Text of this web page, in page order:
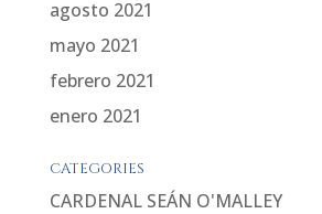
agosto 2021
mayo 2021
febrero 2021
enero 2021
CATEGORIES
CARDENAL SEÁN O'MALLEY